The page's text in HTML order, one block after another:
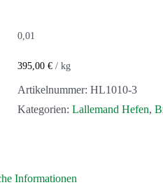
0,01
395,00 € / kg
Artikelnummer: HL1010-3
Kategorien: Lallemand Hefen,
Informationen